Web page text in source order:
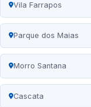
Vila Farrapos
Parque dos Maias
Morro Santana
Cascata